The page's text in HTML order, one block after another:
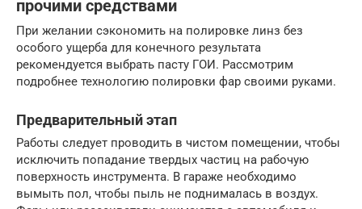
прочими средствами
При желании сэкономить на полировке линз без
особого ущерба для конечного результата
рекомендуется выбрать пасту ГОИ. Рассмотрим
подробнее технологию полировки фар своими руками.
Предварительный этап
Работы следует проводить в чистом помещении, чтобы
исключить попадание твердых частиц на рабочую
поверхность инструмента. В гараже необходимо
вымыть пол, чтобы пыль не поднималась в воздух.